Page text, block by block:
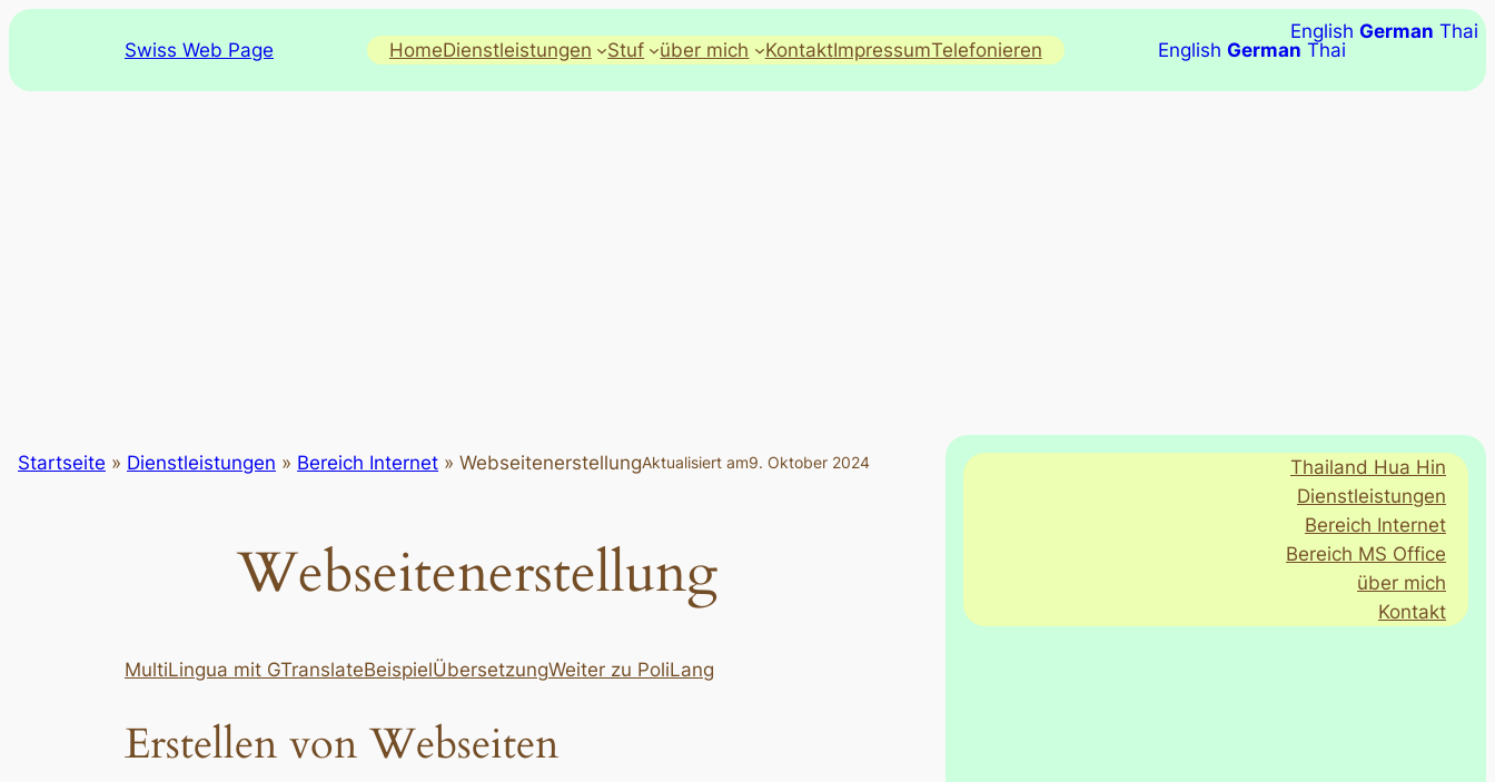
Swiss Web Page HomeDienstleistungen Stuf über mich KontaktImpressumTelefonieren English German Thai
Startseite » Dienstleistungen » Bereich Internet » WebseitenerstellungAktualisiert am9. Oktober 2024
Webseitenerstellung
MultiLingua mit GTranslateBeispielÜbersetzungWeiter zu PoliLang
Erstellen von Webseiten
Thailand Hua Hin
Dienstleistungen
Bereich Internet
Bereich MS Office
über mich
Kontakt
English German Thai